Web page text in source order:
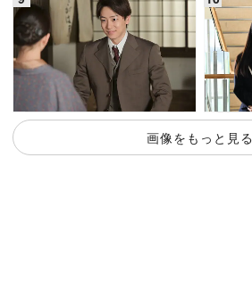
画像をもっと見る